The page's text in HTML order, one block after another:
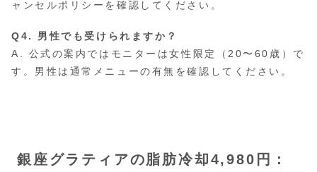
ャンセルポリシーを確認してください。
Q4. 男性でも受けられますか？
A. 公式の案内ではモニターは女性限定（20〜60歳）で
す。男性は通常メニューの有無を確認してください。
銀座グラティアの脂肪冷却4,980円：